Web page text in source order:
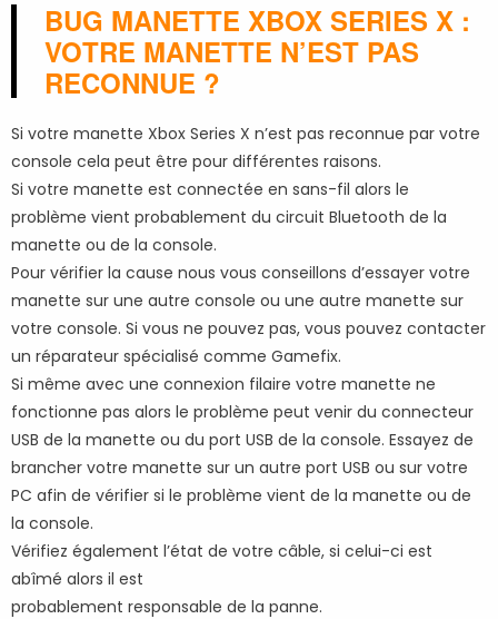
BUG MANETTE XBOX SERIES X :
VOTRE MANETTE N’EST PAS
RECONNUE ?
Si votre manette Xbox Series X n’est pas reconnue par votre
console cela peut être pour différentes raisons.
Si votre manette est connectée en sans-fil alors le
problème vient probablement du circuit Bluetooth de la
manette ou de la console.
Pour vérifier la cause nous vous conseillons d’essayer votre
manette sur une autre console ou une autre manette sur
votre console. Si vous ne pouvez pas, vous pouvez contacter
un réparateur spécialisé comme Gamefix.
Si même avec une connexion filaire votre manette ne
fonctionne pas alors le problème peut venir du connecteur
USB de la manette ou du port USB de la console. Essayez de
brancher votre manette sur un autre port USB ou sur votre
PC afin de vérifier si le problème vient de la manette ou de
la console.
Vérifiez également l’état de votre câble, si celui-ci est
abîmé alors il est
probablement responsable de la panne.